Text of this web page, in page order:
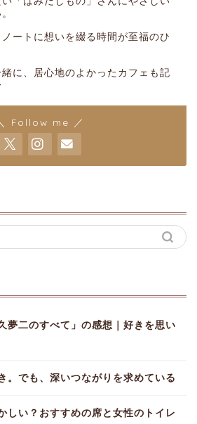
ートに想いを綴る時間が至福のひ
に、居心地のよかったカフェも記
Follow me ／
夢二のすべて」の感想｜好きを思い
。でも、深いつながりを求めている
しい？おすすめの席と女性のトイレ